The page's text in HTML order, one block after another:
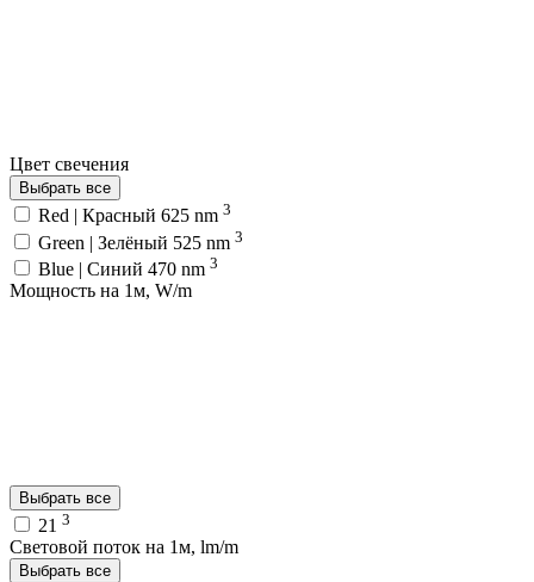
Цвет свечения
Выбрать все
Red | Красный 625 nm 3
Green | Зелёный 525 nm 3
Blue | Синий 470 nm 3
Мощность на 1м, W/m
Выбрать все
21 3
Световой поток на 1м, lm/m
Выбрать все